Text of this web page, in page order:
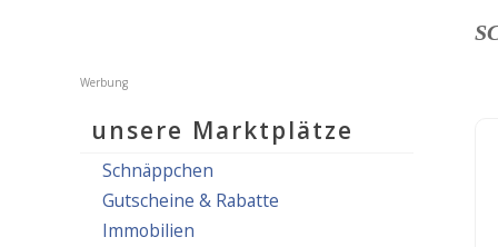
unsere Marktplätze
Schnäppchen
Gutscheine & Rabatte
Immobilien